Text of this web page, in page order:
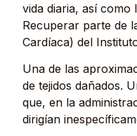
vida diaria, así como
Recuperar parte de
Cardíaca) del
Una de las
de tejidos dañados.
que, en la
dirigían